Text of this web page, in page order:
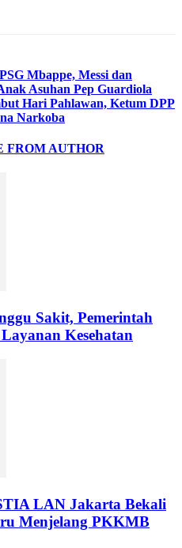
Mbappe, Messi dan
Asuhan Pep Guardiola
Hari Pahlawan, Ketum DPP
Narkoba
FROM AUTHOR
Sakit, Pemerintah
Kesehatan
LAN Jakarta Bekali
Menjelang PKKMB